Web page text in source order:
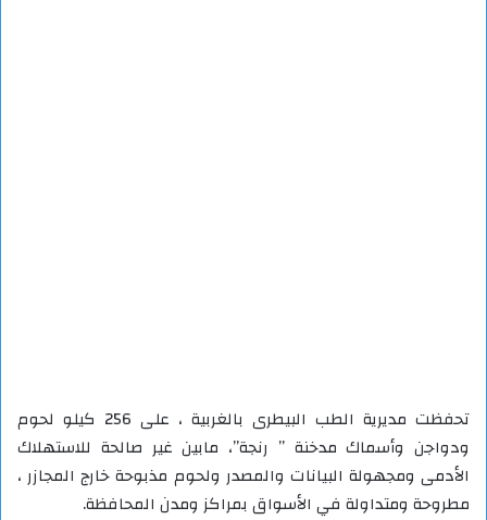
تحفظت مديرية الطب البيطرى بالغربية ، على 256 كيلو لحوم
ودواجن وأسماك مدخنة ” رنجة”، مابين غير صالحة للاستهلاك
الأدمى ومجهولة البيانات والمصدر ولحوم مذبوحة خارج المجازر ،
مطروحة ومتداولة في الأسواق بمراكز ومدن المحافظة.